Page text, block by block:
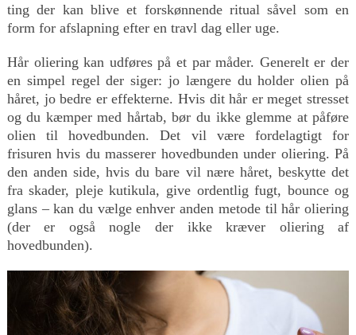
ting der kan blive et forskønnende ritual såvel som en
form for afslapning efter en travl dag eller uge.
Hår oliering kan udføres på et par måder. Generelt er der
en simpel regel der siger: jo længere du holder olien på
håret, jo bedre er effekterne. Hvis dit hår er meget stresset
og du kæmper med hårtab, bør du ikke glemme at påføre
olien til hovedbunden. Det vil være fordelagtigt for
frisuren hvis du masserer hovedbunden under oliering. På
den anden side, hvis du bare vil nære håret, beskytte det
fra skader, pleje kutikula, give ordentlig fugt, bounce og
glans – kan du vælge enhver anden metode til hår oliering
(der er også nogle der ikke kræver oliering af
hovedbunden).